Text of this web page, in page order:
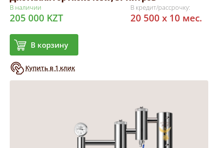
В наличии
205 000 KZT
В корзину
Купить в 1 клик
В кредит/рассрочку:
20 500 x 10 мес.